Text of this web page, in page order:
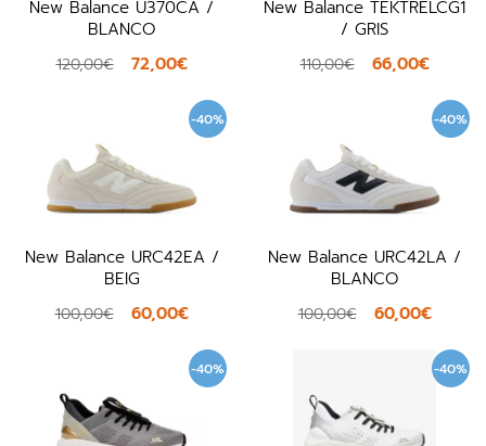
New Balance U370CA /
BLANCO
120,00€ 72,00€
New Balance TEKTRELCG1
/ GRIS
110,00€ 66,00€
-40%
New Balance URC42EA /
BEIG
100,00€ 60,00€
-40%
New Balance URC42LA /
BLANCO
100,00€ 60,00€
-40% -40%